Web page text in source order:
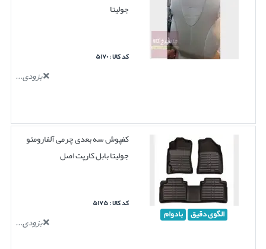
جولیتا
کد کالا : ۵۱۷۰
بزودی...
الگوی دقیق بادوام
کفپوش سه بعدی چرمی آلفارومئو
جولیتا بابل کارپت اصل
کد کالا : ۵۱۷۵
بزودی...